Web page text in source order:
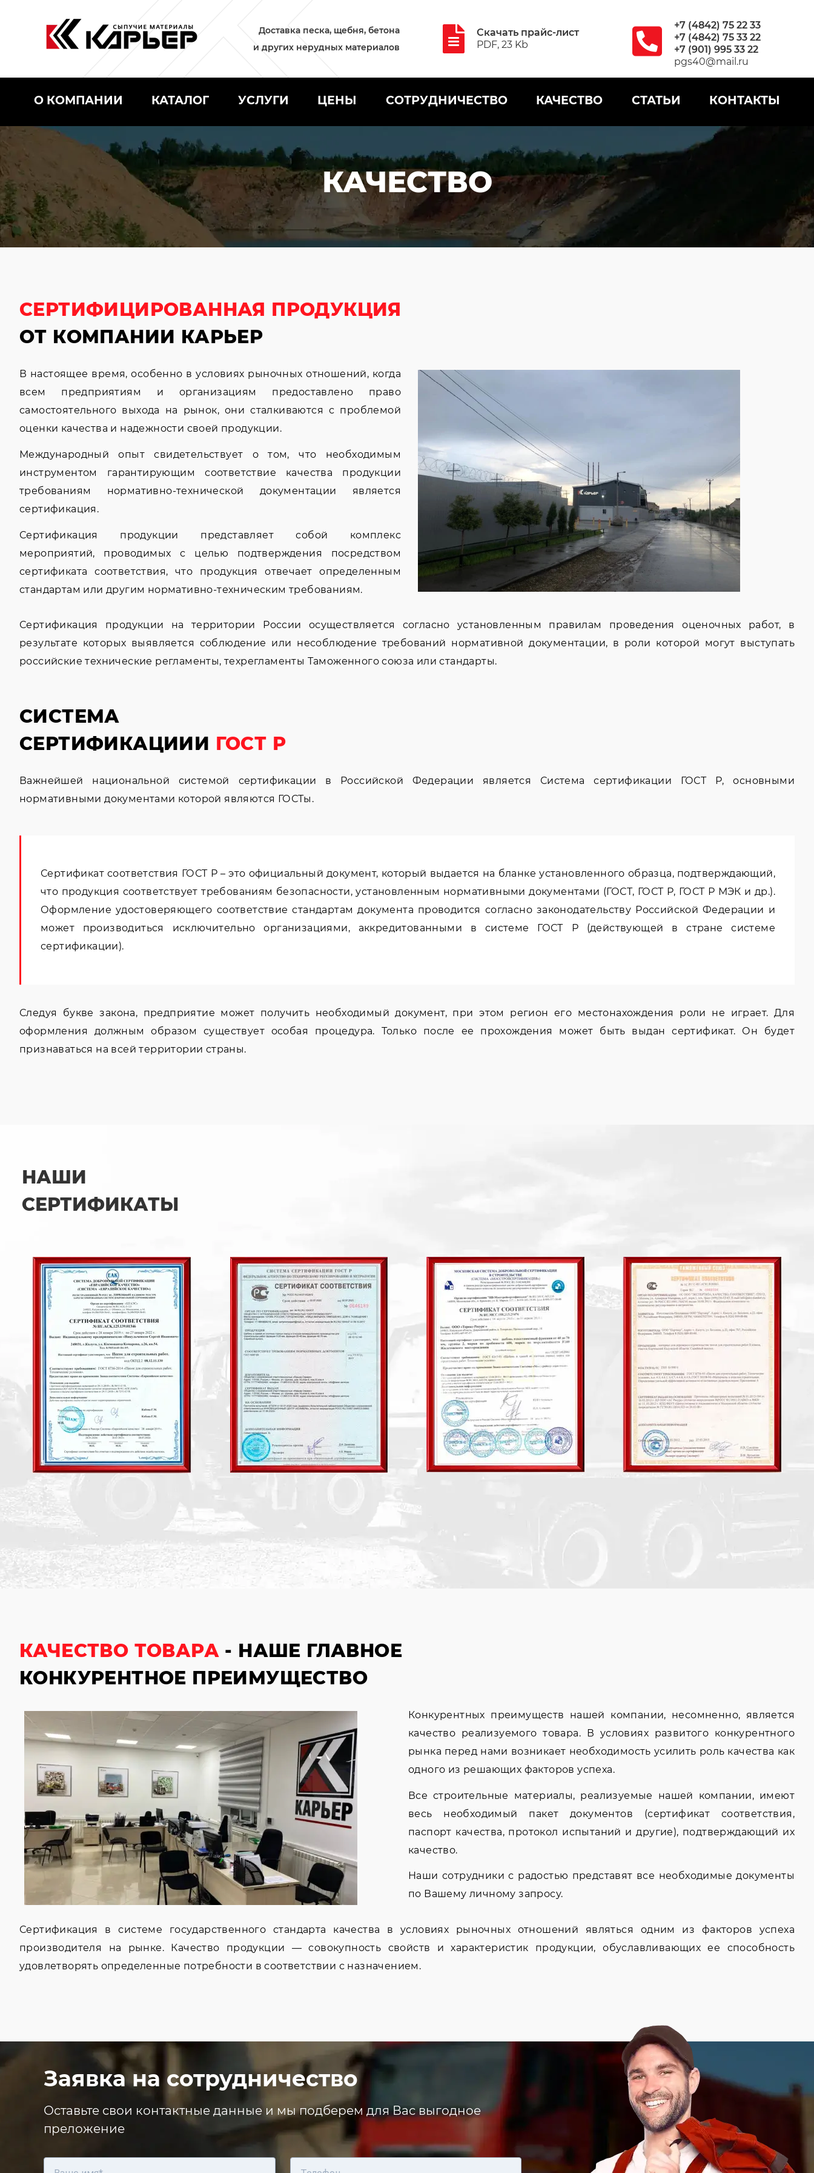
Доставка песка, щебня, бетона
и других нерудных материалов
Скачать прайс-лист
PDF, 23 Kb
+7 (4842) 75 22 33
+7 (4842) 75 33 22
+7 (901) 995 33 22
pgs40@mail.ru
О КОМПАНИИ КАТАЛОГ УСЛУГИ ЦЕНЫ СОТРУДНИЧЕСТВО КАЧЕСТВО СТАТЬИ КОНТАКТЫ
КАЧЕСТВО
СЕРТИФИЦИРОВАННАЯ ПРОДУКЦИЯ
ОТ КОМПАНИИ КАРЬЕР
В настоящее время, особенно в условиях рыночных отношений, когда
всем предприятиям и организациям предоставлено право
самостоятельного выхода на рынок, они сталкиваются с проблемой
оценки качества и надежности своей продукции.
Международный опыт свидетельствует о том, что необходимым
инструментом гарантирующим соответствие качества продукции
требованиям нормативно-технической документации является
сертификация.
Сертификация продукции представляет собой комплекс
мероприятий, проводимых с целью подтверждения посредством
сертификата соответствия, что продукция отвечает определенным
стандартам или другим нормативно-техническим требованиям.
Сертификация продукции на территории России осуществляется согласно установленным правилам проведения оценочных работ, в
результате которых выявляется соблюдение или несоблюдение требований нормативной документации, в роли которой могут выступать
российские технические регламенты, техрегламенты Таможенного союза или стандарты.
CИСТЕМА
СЕРТИФИКАЦИИИ ГОСТ Р
Важнейшей национальной системой сертификации в Российской Федерации является Система сертификации ГОСТ Р, основными
нормативными документами которой являются ГОСТы.
Сертификат соответствия ГОСТ Р – это официальный документ, который выдается на бланке установленного образца, подтверждающий,
что продукция соответствует требованиям безопасности, установленным нормативными документами (ГОСТ, ГОСТ Р, ГОСТ Р МЭК и др.).
Оформление удостоверяющего соответствие стандартам документа проводится согласно законодательству Российской Федерации и
может производиться исключительно организациями, аккредитованными в системе ГОСТ Р (действующей в стране системе
сертификации).
Следуя букве закона, предприятие может получить необходимый документ, при этом регион его местонахождения роли не играет. Для
оформления должным образом существует особая процедура. Только после ее прохождения может быть выдан сертификат. Он будет
признаваться на всей территории страны.
НАШИ
СЕРТИФИКАТЫ
КАЧЕСТВО ТОВАРА - НАШЕ ГЛАВНОЕ
КОНКУРЕНТНОЕ ПРЕИМУЩЕСТВО
Конкурентных преимуществ нашей компании, несомненно, является
качество реализуемого товара. В условиях развитого конкурентного
рынка перед нами возникает необходимость усилить роль качества как
одного из решающих факторов успеха.
Все строительные материалы, реализуемые нашей компании, имеют
весь необходимый пакет документов (сертификат соответствия,
паспорт качества, протокол испытаний и другие), подтверждающий их
качество.
Наши сотрудники с радостью представят все необходимые документы
по Вашему личному запросу.
Сертификация в системе государственного стандарта качества в условиях рыночных отношений являться одним из факторов успеха
производителя на рынке. Качество продукции — совокупность свойств и характеристик продукции, обуславливающих ее способность
удовлетворять определенные потребности в соответствии с назначением.
Заявка на сотрудничество
Оставьте свои контактные данные и мы подберем для Вас выгодное
преложение